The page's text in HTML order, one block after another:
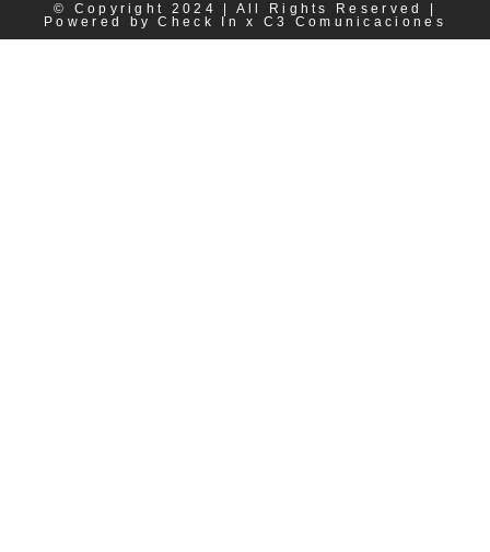
© Copyright 2024 | All Rights Reserved |
Powered by Check In x C3 Comunicaciones